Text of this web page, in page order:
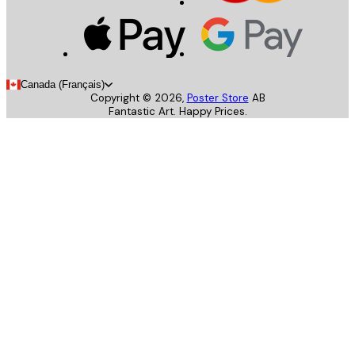
Canada (Français)
Copyright © 2026, Poster Store AB
Fantastic Art. Happy Prices.